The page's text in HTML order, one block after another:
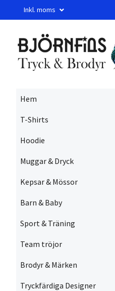
Inkl. moms
Hem
T-Shirts
Hoodie
Muggar & Dryck
Kepsar & Mössor
Barn & Baby
Sport & Träning
Team tröjor
Brodyr & Märken
Tryckfärdiga Designer